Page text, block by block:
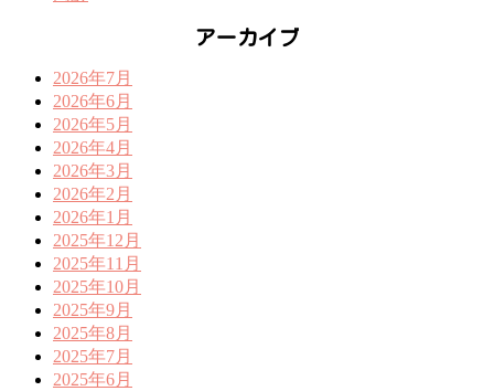
アーカイブ
2026年7月
2026年6月
2026年5月
2026年4月
2026年3月
2026年2月
2026年1月
2025年12月
2025年11月
2025年10月
2025年9月
2025年8月
2025年7月
2025年6月